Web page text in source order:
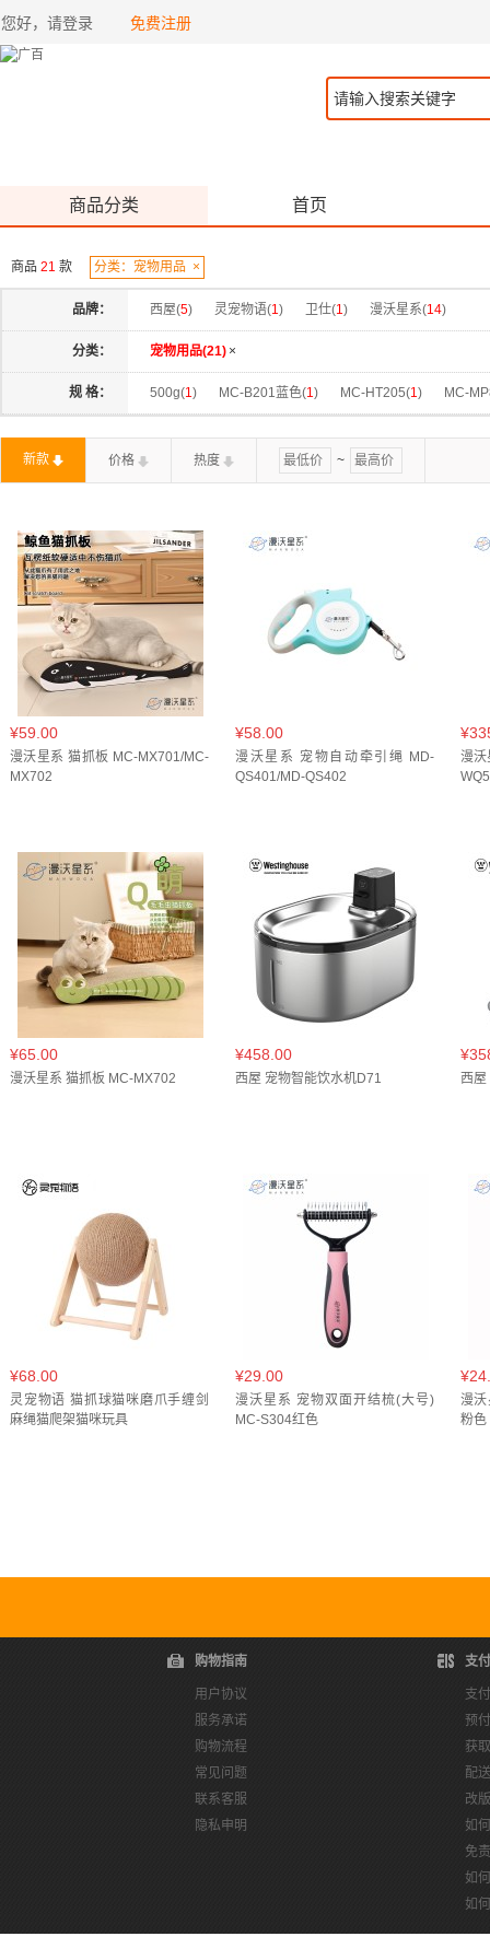
您好，请登录 免费注册
商品分类 首页
商品 21 款 分类：宠物用品 ×
品牌： 西屋(5) 灵宠物语(1) 卫仕(1) 漫沃星系(14)
分类： 宠物用品(21) ×
规 格： 500g(1) MC-B201蓝色(1) MC-HT205(1) MC-
斜口/灰色(1)
新款 价格 热度 ~
¥59.00
漫沃星系 猫抓板 MC-MX701/MC-
MX702
¥58.00
漫沃星系 宠物自动牵引绳 MD-
QS401/MD-QS402
漫沃
¥65.00
漫沃星系 猫抓板 MC-MX702
¥458.00
西屋 宠物智能饮水机D71 西
¥68.00
灵宠物语 猫抓球猫咪磨爪手缠剑
麻绳猫爬架猫咪玩具
¥29.00
漫沃星系 宠物双面开结梳(大号)
MC-S304红色
漫
粉色
购物指南
用户协议
服务承诺
购物流程
常见问题
联系客服
隐私申明
支
支
预
获
配
改
如
免
如
如